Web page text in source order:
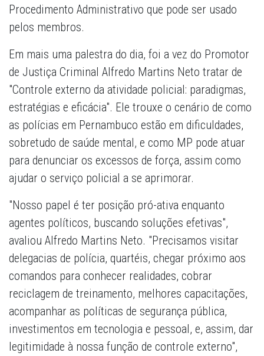
Procedimento Administrativo que pode ser usado
pelos membros.
Em mais uma palestra do dia, foi a vez do Promotor
de Justiça Criminal Alfredo Martins Neto tratar de
"Controle externo da atividade policial: paradigmas,
estratégias e eficácia". Ele trouxe o cenário de como
as polícias em Pernambuco estão em dificuldades,
sobretudo de saúde mental, e como MP pode atuar
para denunciar os excessos de força, assim como
ajudar o serviço policial a se aprimorar.
"Nosso papel é ter posição pró-ativa enquanto
agentes políticos, buscando soluções efetivas",
avaliou Alfredo Martins Neto. "Precisamos visitar
delegacias de polícia, quartéis, chegar próximo aos
comandos para conhecer realidades, cobrar
reciclagem de treinamento, melhores capacitações,
acompanhar as políticas de segurança pública,
investimentos em tecnologia e pessoal, e, assim, dar
legitimidade à nossa função de controle externo",